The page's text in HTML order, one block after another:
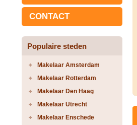
CONTACT
Populaire steden
Makelaar Amsterdam
Makelaar Rotterdam
Makelaar Den Haag
Makelaar Utrecht
Makelaar Enschede